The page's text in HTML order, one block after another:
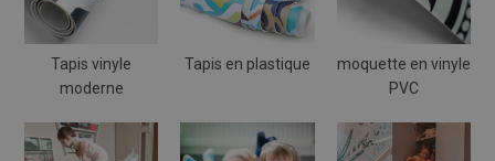
Tapis vinyle
moderne
Tapis en plastique
moquette en vinyle
PVC